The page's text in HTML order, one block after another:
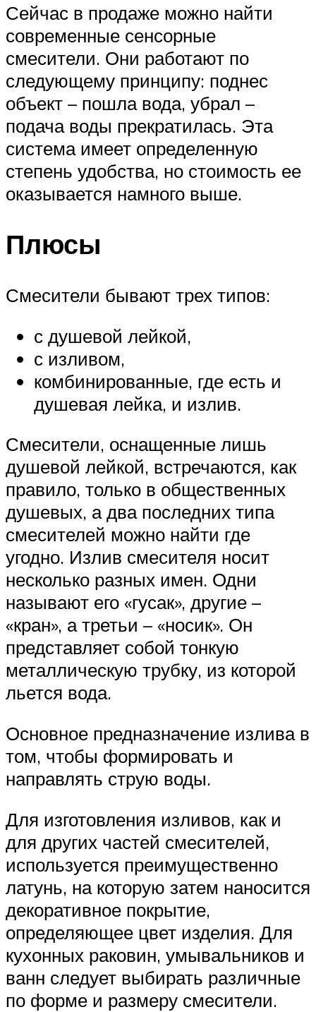
Сейчас в продаже можно найти
современные сенсорные
смесители. Они работают по
следующему принципу: поднес
объект – пошла вода, убрал –
подача воды прекратилась. Эта
система имеет определенную
степень удобства, но стоимость ее
оказывается намного выше.
Плюсы
Смесители бывают трех типов:
с душевой лейкой,
с изливом,
комбинированные, где есть и
душевая лейка, и излив.
Смесители, оснащенные лишь
душевой лейкой, встречаются, как
правило, только в общественных
душевых, а два последних типа
смесителей можно найти где
угодно. Излив смесителя носит
несколько разных имен. Одни
называют его «гусак», другие –
«кран», а третьи – «носик». Он
представляет собой тонкую
металлическую трубку, из которой
льется вода.
Основное предназначение излива в
том, чтобы формировать и
направлять струю воды.
Для изготовления изливов, как и
для других частей смесителей,
используется преимущественно
латунь, на которую затем наносится
декоративное покрытие,
определяющее цвет изделия. Для
кухонных раковин, умывальников и
ванн следует выбирать различные
по форме и размеру смесители.